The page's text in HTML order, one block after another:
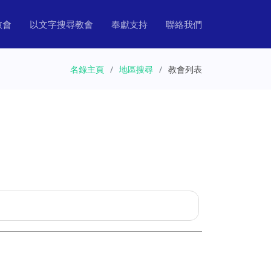
以文字搜尋教會 奉獻支持 聯絡我們
名錄主頁 地區搜尋 教會列表